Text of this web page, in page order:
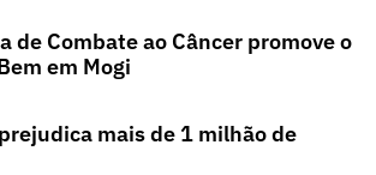
de Combate ao Câncer promove o
em Mogi
mais de 1 milhão de